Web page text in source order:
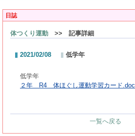
日誌
体つくり運動 >> 記事詳細
2021/02/08 低学年
低学年
２年 R4 体ほぐし運動学習カード.doc
一覧へ戻る